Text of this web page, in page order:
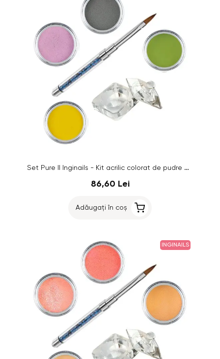
Set Pure II Inginails - Kit acrilic colorat de pudre acrilice pentru unghii
86,60 Lei
Adăugați în coș
INGINAILS